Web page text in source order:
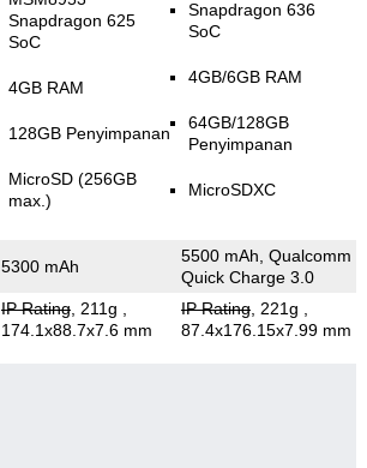
Snapdragon 625
SoC
4GB RAM
128GB Penyimpanan
MicroSD (256GB
max.)
Snapdragon 636
SoC
4GB/6GB RAM
64GB/128GB
Penyimpanan
MicroSDXC
5300 mAh
5500 mAh, Qualcomm
Quick Charge 3.0
IP Rating, 211g
174.1x88.7x7.6 mm
IP Rating, 221g
87.4x176.15x7.99 mm